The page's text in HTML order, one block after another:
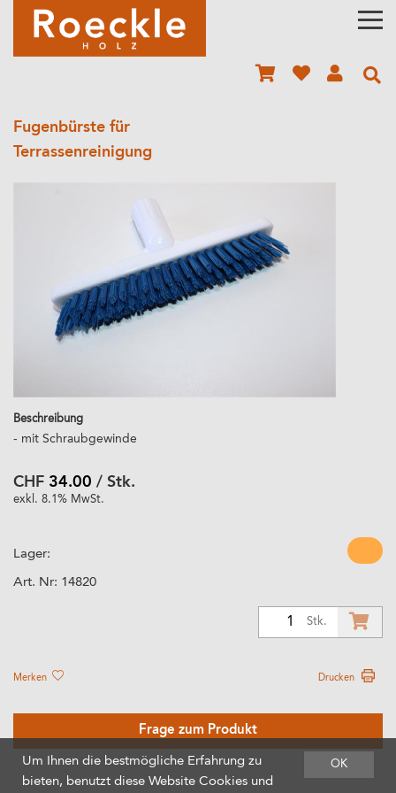
Fugenbürste für
Terrassenreinigung
Beschreibung
- mit Schraubgewinde
CHF 34.00 / Stk.
exkl. 8.1% MwSt.
Lager:
Art. Nr: 14820
Stk.
Merken Drucken
Frage zum Produkt
OK
Um Ihnen die bestmögliche Erfahrung zu
bieten, benutzt diese Website Cookies und